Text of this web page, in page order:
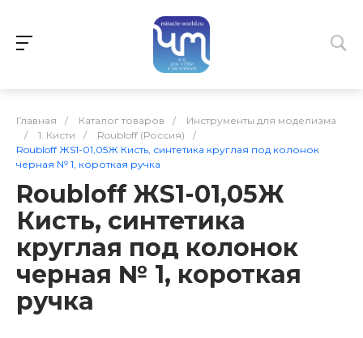
Главная / Каталог товаров /
Инструменты для моделизма
/
1. Кисти / Roubloff (Россия)
/
Roubloff ЖS1-01,05Ж Кисть, синтетика круглая под колонок
черная № 1, короткая ручка
Roubloff ЖS1-01,05Ж
Кисть, синтетика
круглая под колонок
черная № 1, короткая
ручка